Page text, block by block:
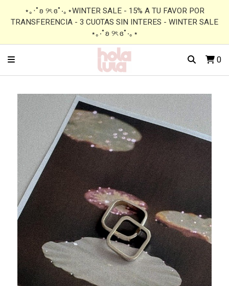
⋆｡‧˚ʚ ୨ৎ ɞ˚‧｡⋆WINTER SALE - 15% A TU FAVOR POR
TRANSFERENCIA - 3 CUOTAS SIN INTERES - WINTER SALE
⋆｡‧˚ʚ ୨ৎ ɞ˚‧｡⋆
0